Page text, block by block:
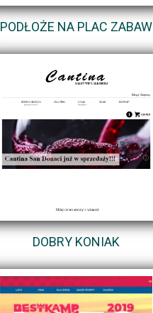
PODŁOŻE NA PLAC ZABAW
DOBRY KONIAK